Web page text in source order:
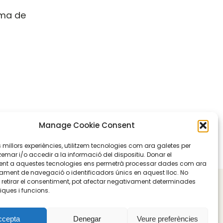
Manage Cookie Consent
millors experiències, utilitzem tecnologies com ara galetes per
i/o accedir a la informació del dispositiu. Donar el
a aquestes tecnologies ens permetrà processar dades com ara
de navegació o identificadors únics en aquest lloc. No
el consentiment, pot afectar negativament determinades
i funcions.
Denegar Veure preferències
de
Política cancel·lació o devolució